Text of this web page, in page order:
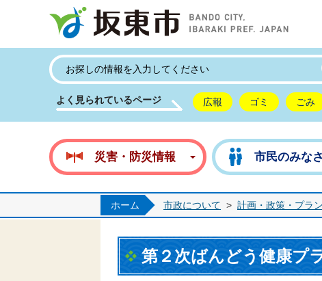
よく見られているページ 広報 ゴミ ごみ
災害・防災情報 市民のみな
ホーム 市政について > 計画・政策・プラン
第２次ばんどう健康プ